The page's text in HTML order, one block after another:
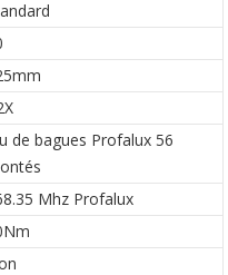
de bagues Profalux 56
Mhz Profalux